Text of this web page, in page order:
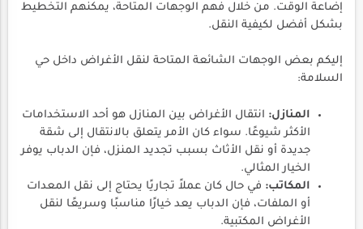
إضاعة الوقت. من خلال فهم الوجهات المتاحة، يمكنهم التخطيط
بشكل أفضل لكيفية النقل.
إليكم بعض الوجهات الشائعة المتاحة لنقل الأغراض داخل حي
السلامة:
المنازل: انتقال الأغراض بين المنازل هو أحد الاستخدامات
الأكثر شيوعًا. سواء كان الأمر يتعلق بالانتقال إلى شقة
جديدة أو نقل الأثاث بسبب تجديد المنزل، فإن الدباب يوفر
الخيار المثالي.
المكاتب: في حال كان عملاً تجاريًا يحتاج إلى نقل المعدات
أو الملفات، فإن الدباب يعد خيارًا مناسبًا وسريعًا لنقل
الأغراض المكتبية.